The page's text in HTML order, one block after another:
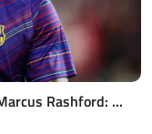
Rashford: ...